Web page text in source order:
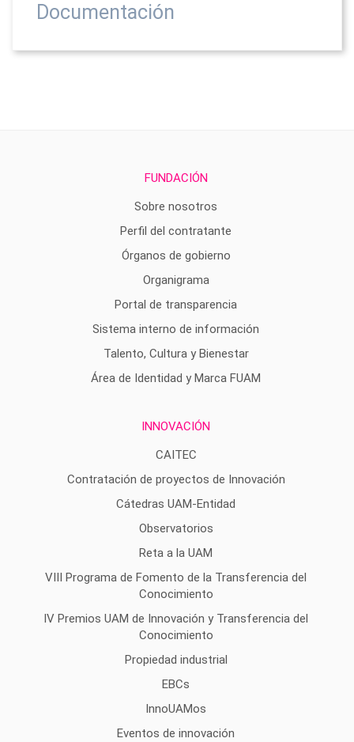
Documentación
FUNDACIÓN
Sobre nosotros
Perfil del contratante
Órganos de gobierno
Organigrama
Portal de transparencia
Sistema interno de información
Talento, Cultura y Bienestar
Área de Identidad y Marca FUAM
INNOVACIÓN
CAITEC
Contratación de proyectos de Innovación
Cátedras UAM-Entidad
Observatorios
Reta a la UAM
VIII Programa de Fomento de la Transferencia del
Conocimiento
IV Premios UAM de Innovación y Transferencia del
Conocimiento
Propiedad industrial
EBCs
InnoUAMos
Eventos de innovación